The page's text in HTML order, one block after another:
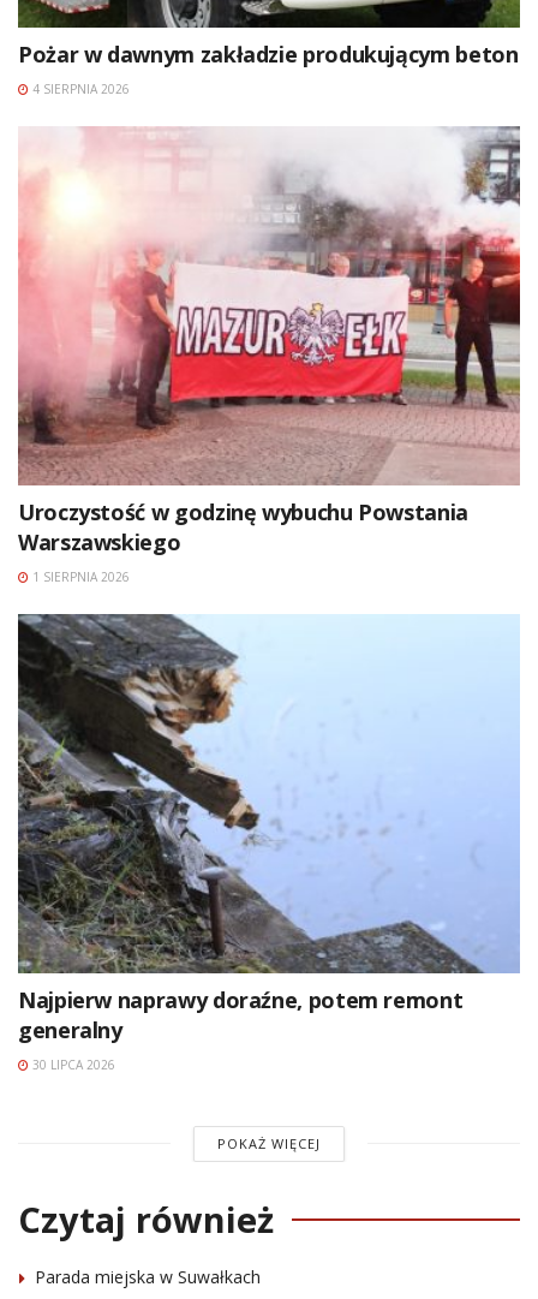
Pożar w dawnym zakładzie produkującym beton
4 SIERPNIA 2026
Uroczystość w godzinę wybuchu Powstania
Warszawskiego
1 SIERPNIA 2026
Najpierw naprawy doraźne, potem remont
generalny
30 LIPCA 2026
POKAŻ WIĘCEJ
Czytaj również
Parada miejska w Suwałkach